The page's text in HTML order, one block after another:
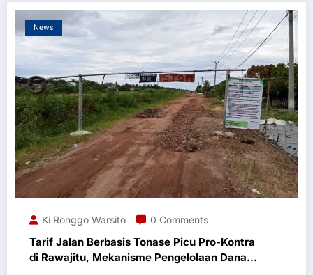
News
Ki Ronggo Warsito 0 Comments
Tarif Jalan Berbasis Tonase Picu Pro-Kontra
di Rawajitu, Mekanisme Pengelolaan Dana